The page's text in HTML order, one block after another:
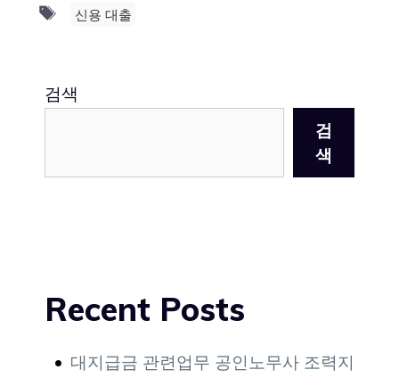
Tags
신용 대출
검색
검
색
Recent Posts
대지급금 관련업무 공인노무사 조력지